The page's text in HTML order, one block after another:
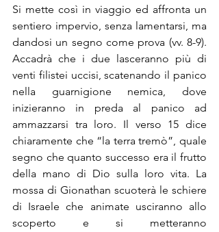
Si mette così in viaggio ed affronta un
sentiero impervio, senza lamentarsi, ma
dandosi un segno come prova (vv. 8-9).
Accadrà che i due lasceranno più di
venti filistei uccisi, scatenando il panico
nella guarnigione nemica, dove
inizieranno in preda al panico ad
ammazzarsi tra loro. Il verso 15 dice
chiaramente che “la terra tremò”, quale
segno che quanto successo era il frutto
della mano di Dio sulla loro vita. La
mossa di Gionathan scuoterà le schiere
di Israele che animate usciranno allo
scoperto e si metteranno